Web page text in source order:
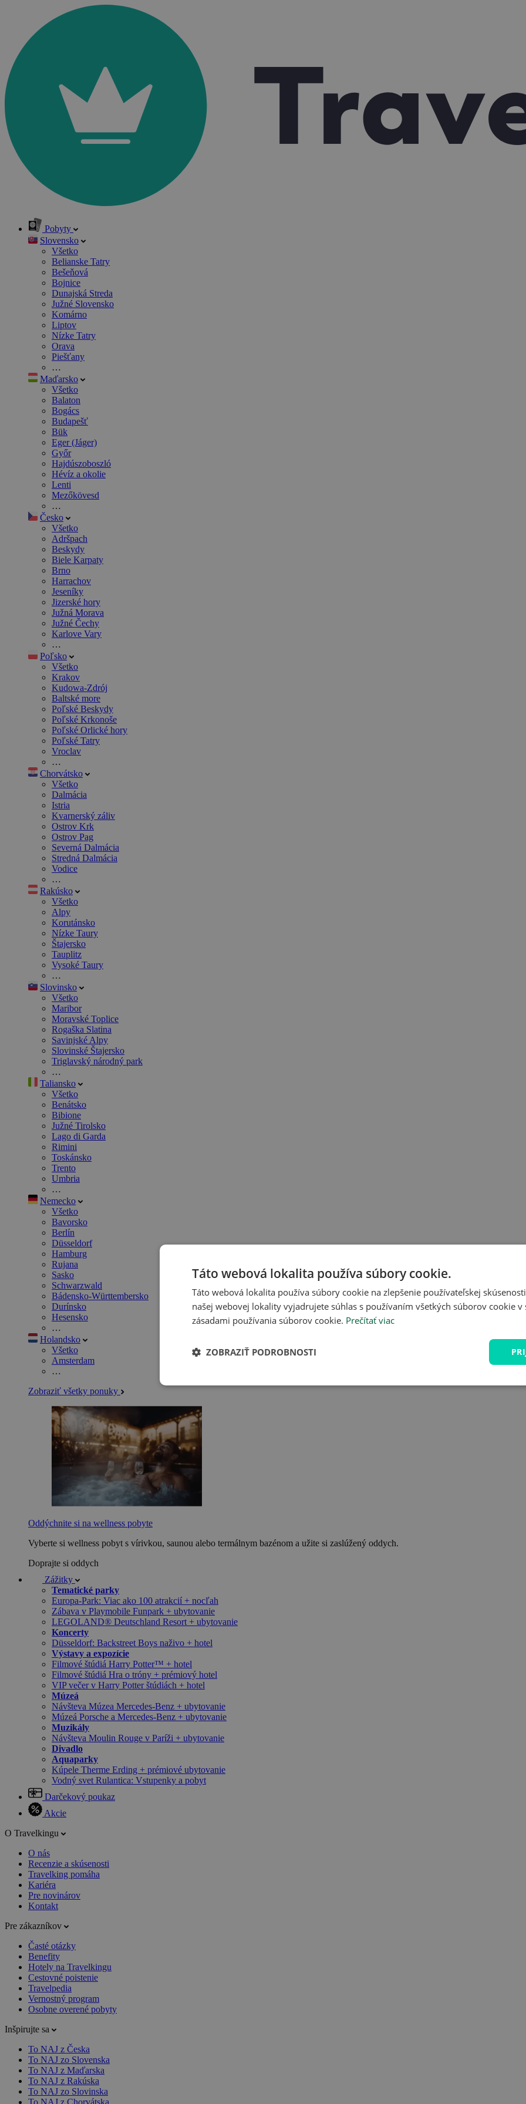
Pobyty
Slovensko
Všetko
Belianske Tatry
Bešeňová
Bojnice
Dunajská Streda
Južné Slovensko
Komárno
Liptov
Nízke Tatry
Orava
Piešťany
…
Maďarsko
Všetko
Balaton
Bogács
Budapešť
Bük
Eger (Jáger)
Győr
Hajdúszoboszló
Hévíz a okolie
Lenti
Mezőkövesd
…
Česko
Všetko
Adršpach
Beskydy
Biele Karpaty
Brno
Harrachov
Jeseníky
Jizerské hory
Južná Morava
Južné Čechy
Karlove Vary
…
Poľsko
Všetko
Krakov
Kudowa-Zdrój
Baltské more
Poľské Beskydy
Poľské Krkonoše
Poľské Orlické hory
Poľské Tatry
Vroclav
…
Chorvátsko
Všetko
Dalmácia
Istria
Kvarnerský záliv
Ostrov Krk
Ostrov Pag
Severná Dalmácia
Stredná Dalmácia
Vodice
…
Rakúsko
Všetko
Alpy
Korutánsko
Nízke Taury
Štajersko
Tauplitz
Vysoké Taury
…
Slovinsko
Všetko
Maribor
Moravské Toplice
Rogaška Slatina
Savinjské Alpy
Slovinské Štajersko
Triglavský národný park
…
Taliansko
Všetko
Benátsko
Bibione
Južné Tirolsko
Lago di Garda
Rimini
Toskánsko
Trento
Umbria
…
Nemecko
Všetko
Bavorsko
Berlín
Düsseldorf
Hamburg
Rujana
Sasko
Schwarzwald
Bádensko-Württembersko
Durínsko
Hesensko
…
Holandsko
Všetko
Amsterdam
…
Zobraziť všetky ponuky
Oddýchnite si na wellness pobyte
Vyberte si wellness pobyt s vírivkou, saunou alebo termálnym bazénom a užite si zaslúžený oddych.
Doprajte si oddych
Zážitky
Tematické parky
Europa-Park: Viac ako 100 atrakcií + nocľah
Zábava v Playmobile Funpark + ubytovanie
LEGOLAND® Deutschland Resort + ubytovanie
Koncerty
Düsseldorf: Backstreet Boys naživo + hotel
Výstavy a expozície
Filmové štúdiá Harry Potter™ + hotel
Filmové štúdiá Hra o tróny + prémiový hotel
VIP večer v Harry Potter štúdiách + hotel
Múzeá
Návšteva Múzea Mercedes-Benz + ubytovanie
Múzeá Porsche a Mercedes-Benz + ubytovanie
Muzikály
Návšteva Moulin Rouge v Paríži + ubytovanie
Divadlo
Aquaparky
Kúpele Therme Erding + prémiové ubytovanie
Vodný svet Rulantica: Vstupenky a pobyt
Darčekový poukaz
Akcie
O Travelkingu
O nás
Recenzie a skúsenosti
Travelking pomáha
Kariéra
Pre novinárov
Kontakt
Pre zákazníkov
Časté otázky
Benefity
Hotely na Travelkingu
Cestovné poistenie
Travelpedia
Vernostný program
Osobne overené pobyty
Inšpirujte sa
To NAJ z Česka
To NAJ zo Slovenska
To NAJ z Maďarska
To NAJ z Rakúska
To NAJ zo Slovinska
To NAJ z Chorvátska
Táto webová lokalita používa súbory cookie.
Táto webová lokalita používa súbory cookie na zlepšenie používateľskej
našej webovej lokality vyjadrujete súhlas s používaním všetkých súborov cookie v
zásadami používania súborov cookie. Prečítať viac
ZOBRAZIŤ PODROBNOSTI